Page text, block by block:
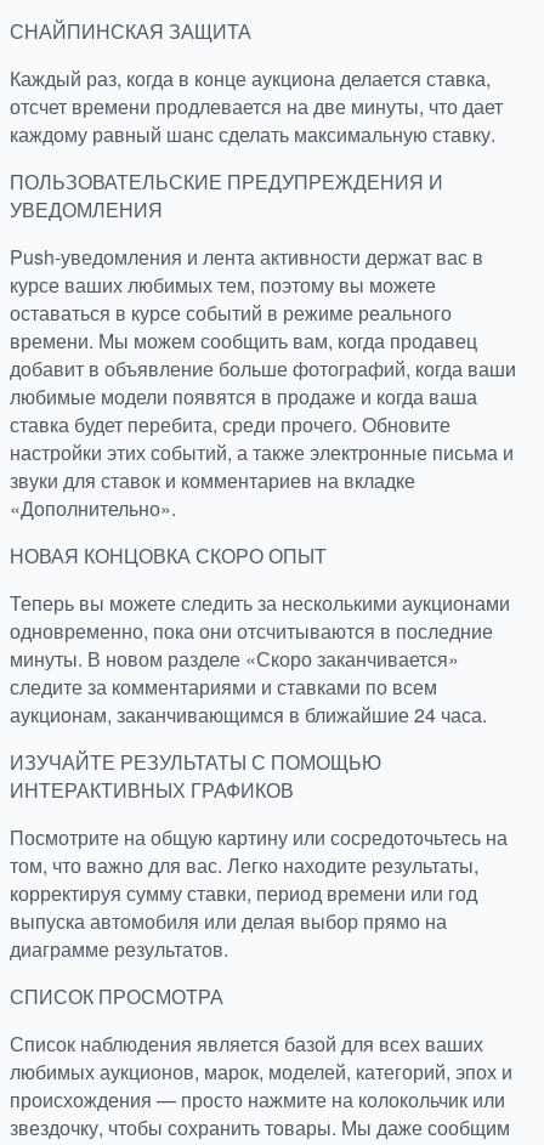
СНАЙПИНСКАЯ ЗАЩИТА
Каждый раз, когда в конце аукциона делается ставка,
отсчет времени продлевается на две минуты, что дает
каждому равный шанс сделать максимальную ставку.
ПОЛЬЗОВАТЕЛЬСКИЕ ПРЕДУПРЕЖДЕНИЯ И
УВЕДОМЛЕНИЯ
Push-уведомления и лента активности держат вас в
курсе ваших любимых тем, поэтому вы можете
оставаться в курсе событий в режиме реального
времени. Мы можем сообщить вам, когда продавец
добавит в объявление больше фотографий, когда ваши
любимые модели появятся в продаже и когда ваша
ставка будет перебита, среди прочего. Обновите
настройки этих событий, а также электронные письма и
звуки для ставок и комментариев на вкладке
«Дополнительно».
НОВАЯ КОНЦОВКА СКОРО ОПЫТ
Теперь вы можете следить за несколькими аукционами
одновременно, пока они отсчитываются в последние
минуты. В новом разделе «Скоро заканчивается»
следите за комментариями и ставками по всем
аукционам, заканчивающимся в ближайшие 24 часа.
ИЗУЧАЙТЕ РЕЗУЛЬТАТЫ С ПОМОЩЬЮ
ИНТЕРАКТИВНЫХ ГРАФИКОВ
Посмотрите на общую картину или сосредоточьтесь на
том, что важно для вас. Легко находите результаты,
корректируя сумму ставки, период времени или год
выпуска автомобиля или делая выбор прямо на
диаграмме результатов.
СПИСОК ПРОСМОТРА
Список наблюдения является базой для всех ваших
любимых аукционов, марок, моделей, категорий, эпох и
происхождения — просто нажмите на колокольчик или
звездочку, чтобы сохранить товары. Мы даже сообщим